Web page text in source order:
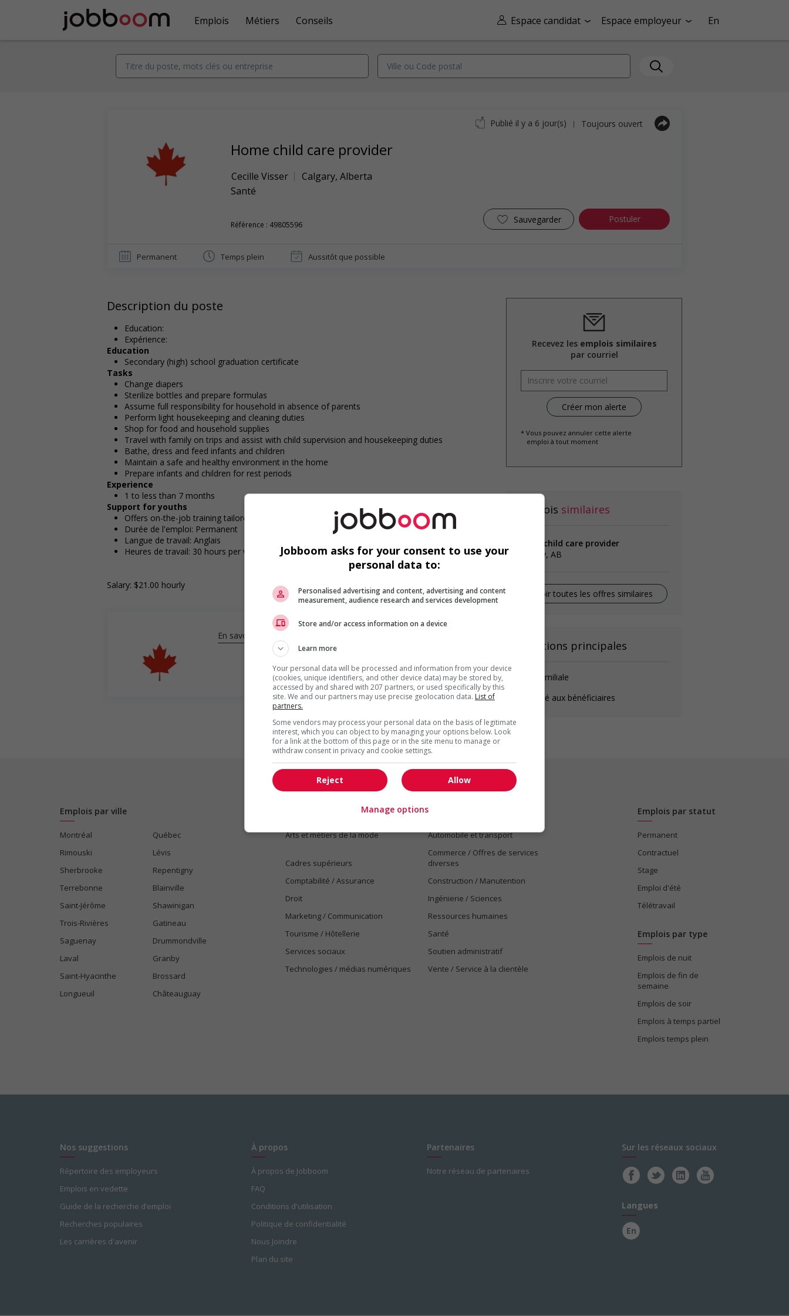
Espace candidat Espace employeur En
Emplois Métiers Conseils
Home child care provider
Cecille Visser Calgary, Alberta
Santé
Référence : 49805596 Sauvegarder Postuler
Publié il y a 6 jour(s) | Toujours ouvert
Permanent Temps plein Aussitôt que possible
Description du poste
Education:
Expérience:
Education
Secondary (high) school graduation certificate
Tasks
Change diapers
Sterilize bottles and prepare formulas
Assume full responsibility for household in absence of parents
Perform light housekeeping and cleaning duties
Shop for food and household supplies
Travel with family on trips and assist with child supervision and housekeeping duties
Bathe, dress and feed infants and children
Maintain a safe and healthy environment in the home
Prepare infants and children for rest periods
Experience
1 to less than 7 months
Support for youths
Offers on-the-job training tailored to youth
Durée de l'emploi: Permanent
Langue de travail: Anglais
Heures de travail: 30 hours per week
Salary: $21.00 hourly
En savoir plus
Recevez les emplois similaires
par courriel
* Vous pouvez annuler cette alerte
emploi à tout moment
Emplois similaires
home child care provider
Calgary, AB
Voir toutes les offres similaires
Fonctions principales
Aide-familiale
Préposé aux bénéficiaires
Emplois par ville
Montréal
Québec
Rimouski
Lévis
Sherbrooke
Repentigny
Terrebonne
Blainville
Saint-Jérôme
Shawinigan
Trois-Rivières
Gatineau
Saguenay
Drummondville
Laval
Granby
Saint-Hyacinthe
Brossard
Longueuil
Châteauguay
Emplois par secteur
Arts et métiers de la mode Automobile et transport
Cadres supérieurs
Commerce / Offres de services
diverses
Comptabilité / Assurance
Construction / Manutention
Droit
Ingénierie / Sciences
Marketing / Communication
Ressources humaines
Tourisme / Hôtellerie
Santé
Services sociaux
Soutien administratif
Technologies / médias numériques
Vente / Service à la clientèle
Emplois par statut
Permanent
Contractuel
Stage
Emploi d'été
Télétravail
Emplois par type
Emplois de nuit
Emplois de fin de
semaine
Emplois de soir
Emplois à temps partiel
Emplois temps plein
Nos suggestions
Répertoire des employeurs
Emplois en vedette
Guide de la recherche d’emploi
Recherches populaires
Les carrières d'avenir
À propos
À propos de Jobboom
FAQ
Conditions d'utilisation
Politique de confidentialité
Nous Joindre
Plan du site
Partenaires
Notre réseau de partenaires
Sur les réseaux sociaux
Langues
En
Jobboom asks for your consent to use your
personal data to:
Personalised advertising and content, advertising and content
measurement, audience research and services development
Store and/or access information on a device
Learn more
Your personal data will be processed and information from your device
(cookies, unique identifiers, and other device data) may be stored by,
accessed by and shared with 207 partners, or used specifically by this
site. We and our partners may use precise geolocation data. List of
partners.
Some vendors may process your personal data on the basis of legitimate
interest, which you can object to by managing your options below. Look
for a link at the bottom of this page or in the site menu to manage or
withdraw consent in privacy and cookie settings.
Allow
Reject
Manage options